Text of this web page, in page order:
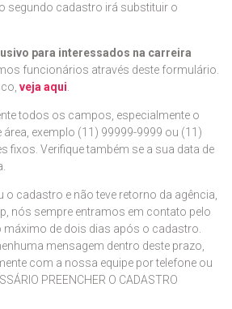
segundo cadastro irá substituir o
para interessados na carreira
funcionários através deste formulário.
veja aqui
todos os campos, especialmente o
exemplo (11) 99999-9999 ou (11)
fixos. Verifique também se a sua data de
o cadastro e não teve retorno da agência,
nós sempre entramos em contato pelo
de dois dias após o cadastro.
mensagem dentro deste prazo,
com a nossa equipe por telefone ou
PREENCHER O CADASTRO